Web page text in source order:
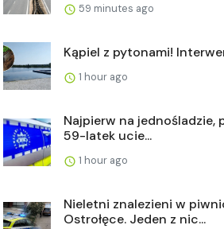
59 minutes ago
Kąpiel z pytonami!
1 hour ago
Najpierw na jednośladzie,
59-latek ucie...
1 hour ago
Nieletni znalezieni w
Ostrołęce. Jeden z nic...